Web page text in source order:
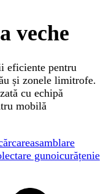
veche
eficiente pentru
și zonele limitrofe.
cu echipă
mobilă
asamblare
gunoicurățenie